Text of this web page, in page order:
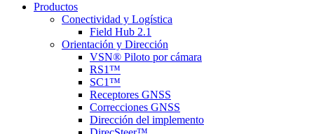
Productos
Conectividad y Logística
Field Hub 2.1
Orientación y Dirección
VSN® Piloto por cámara
RS1™
SC1™
Receptores GNSS
Correcciones GNSS
Dirección del implemento